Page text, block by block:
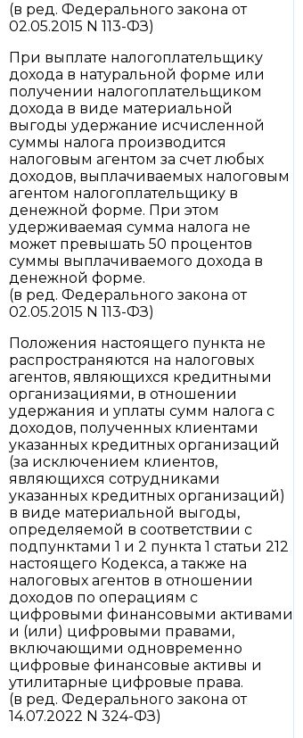
(в ред. Федерального закона от
02.05.2015 N 113-ФЗ)
При выплате налогоплательщику
дохода в натуральной форме или
получении налогоплательщиком
дохода в виде материальной
выгоды удержание исчисленной
суммы налога производится
налоговым агентом за счет любых
доходов, выплачиваемых налоговым
агентом налогоплательщику в
денежной форме. При этом
удерживаемая сумма налога не
может превышать 50 процентов
суммы выплачиваемого дохода в
денежной форме.
(в ред. Федерального закона от
02.05.2015 N 113-ФЗ)
Положения настоящего пункта не
распространяются на налоговых
агентов, являющихся кредитными
организациями, в отношении
удержания и уплаты сумм налога с
доходов, полученных клиентами
указанных кредитных организаций
(за исключением клиентов,
являющихся сотрудниками
указанных кредитных организаций)
в виде материальной выгоды,
определяемой в соответствии с
подпунктами 1 и 2 пункта 1 статьи 212
настоящего Кодекса, а также на
налоговых агентов в отношении
доходов по операциям с
цифровыми финансовыми активами
и (или) цифровыми правами,
включающими одновременно
цифровые финансовые активы и
утилитарные цифровые права.
(в ред. Федерального закона от
14.07.2022 N 324-ФЗ)